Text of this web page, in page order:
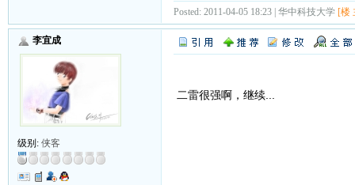
Posted: 2011-04-05 18:23 | 华中科技大学 [楼
李宜成
级别: 侠客
二雷很强啊，继续...